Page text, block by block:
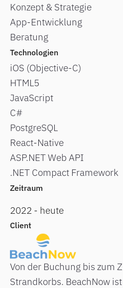
Konzept & Strategie
App-Entwicklung
Beratung
Technologien
iOS (Objective-C)
HTML5
JavaScript
C#
PostgreSQL
React-Native
ASP.NET Web API
.NET Compact Framework
Zeitraum
2022 - heute
Client
Von der Buchung bis zum
Strandkorbs. BeachNow